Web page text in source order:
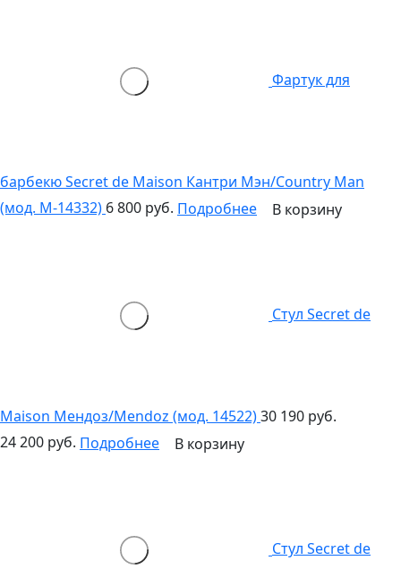
Фартук для
барбекю Secret de Maison Кантри Мэн/Country Man
(мод. M-14332) 6 800 руб. Подробнее В корзину
Стул Secret de
Maison Мендоз/Mendoz (мод. 14522)30 190 руб.
24 200 руб. Подробнее В корзину
Стул Secret de